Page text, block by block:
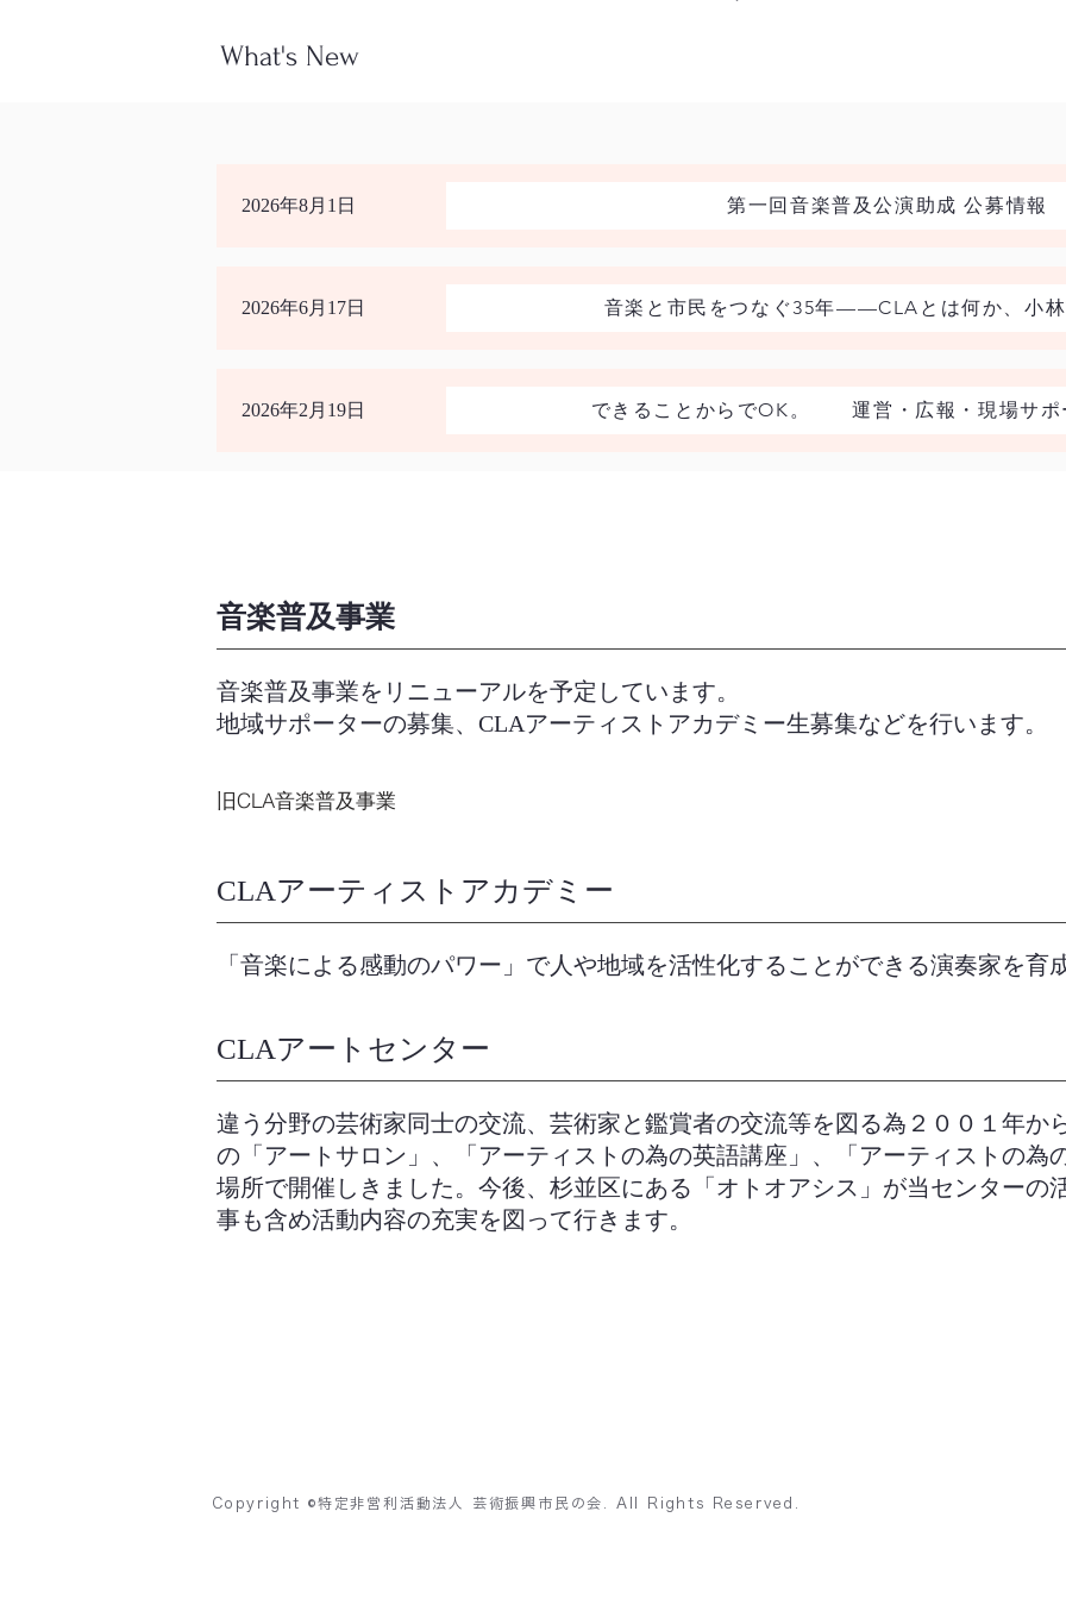
What's New
2026年8月1日 第一回音楽普及公演助成 公募情報
2026年6月17日 音楽と市民をつなぐ35年——CLAとは何か、小林
2026年2月19日 できることからでOK。 運営・広報・現場サポ
​音楽普及事業
音楽普及事業をリニューアルを予定しています。
地域サポーターの募集、CLAアーティストアカデミー生募集などを行います。
旧CLA音楽普及事業
CLAアーティストアカデミー
「音楽による感動のパワー」で人や地域を活性化することができる演奏家を育
CLAアートセンター
違う分野の芸術家同士の交流、芸術家と鑑賞者の交流等を図る為２００１年か
の「アートサロン」、「アーティストの為の英語講座」、「アーティストの為
場所で開催しきました。今後、杉並区にある「オトオアシス」が当センターの
事も含め活動内容の充実を図って行きます。
Copyright ©特定非営利活動法人 芸術振興市民の会. All Rights Reserved.